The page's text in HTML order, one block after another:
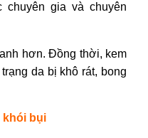
chuyên gia và chuyên
hơn. Đồng thời, kem
da bị khô rát, bong
khói bụi